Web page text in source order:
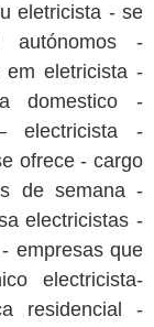
eletricista - se
autónomos -
em eletricista -
domestico -
electricista -
ofrece - cargo
de semana -
electricistas -
empresas que
electricista-
residencial -